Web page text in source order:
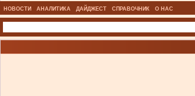
НОВОСТИ АНАЛИТИКА ДАЙДЖЕСТ СПРАВОЧНИК О НАС